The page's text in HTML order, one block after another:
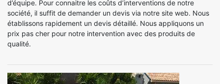
d’équipe. Pour connaitre les coûts d’interventions de notre
société, il suffit de demander un devis via notre site web. Nous
établissons rapidement un devis détaillé. Nous appliquons un
prix pas cher pour notre intervention avec des produits de
qualité.